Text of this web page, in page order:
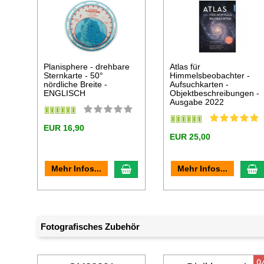
Planisphere - drehbare
Sternkarte - 50°
nördliche Breite -
ENGLISCH
EUR 16,90
Mehr Infos... In den Warenkorb
Atlas für
Himmelsbeobachter -
Aufsuchkarten -
Objektbeschreibungen -
Ausgabe 2022
EUR 25,00
Mehr Infos...
Fotografisches Zubehör